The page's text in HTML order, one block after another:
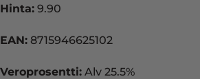
Hinta: 9.90
EAN: 8715946625102
Veroprosentti: Alv 25.5%